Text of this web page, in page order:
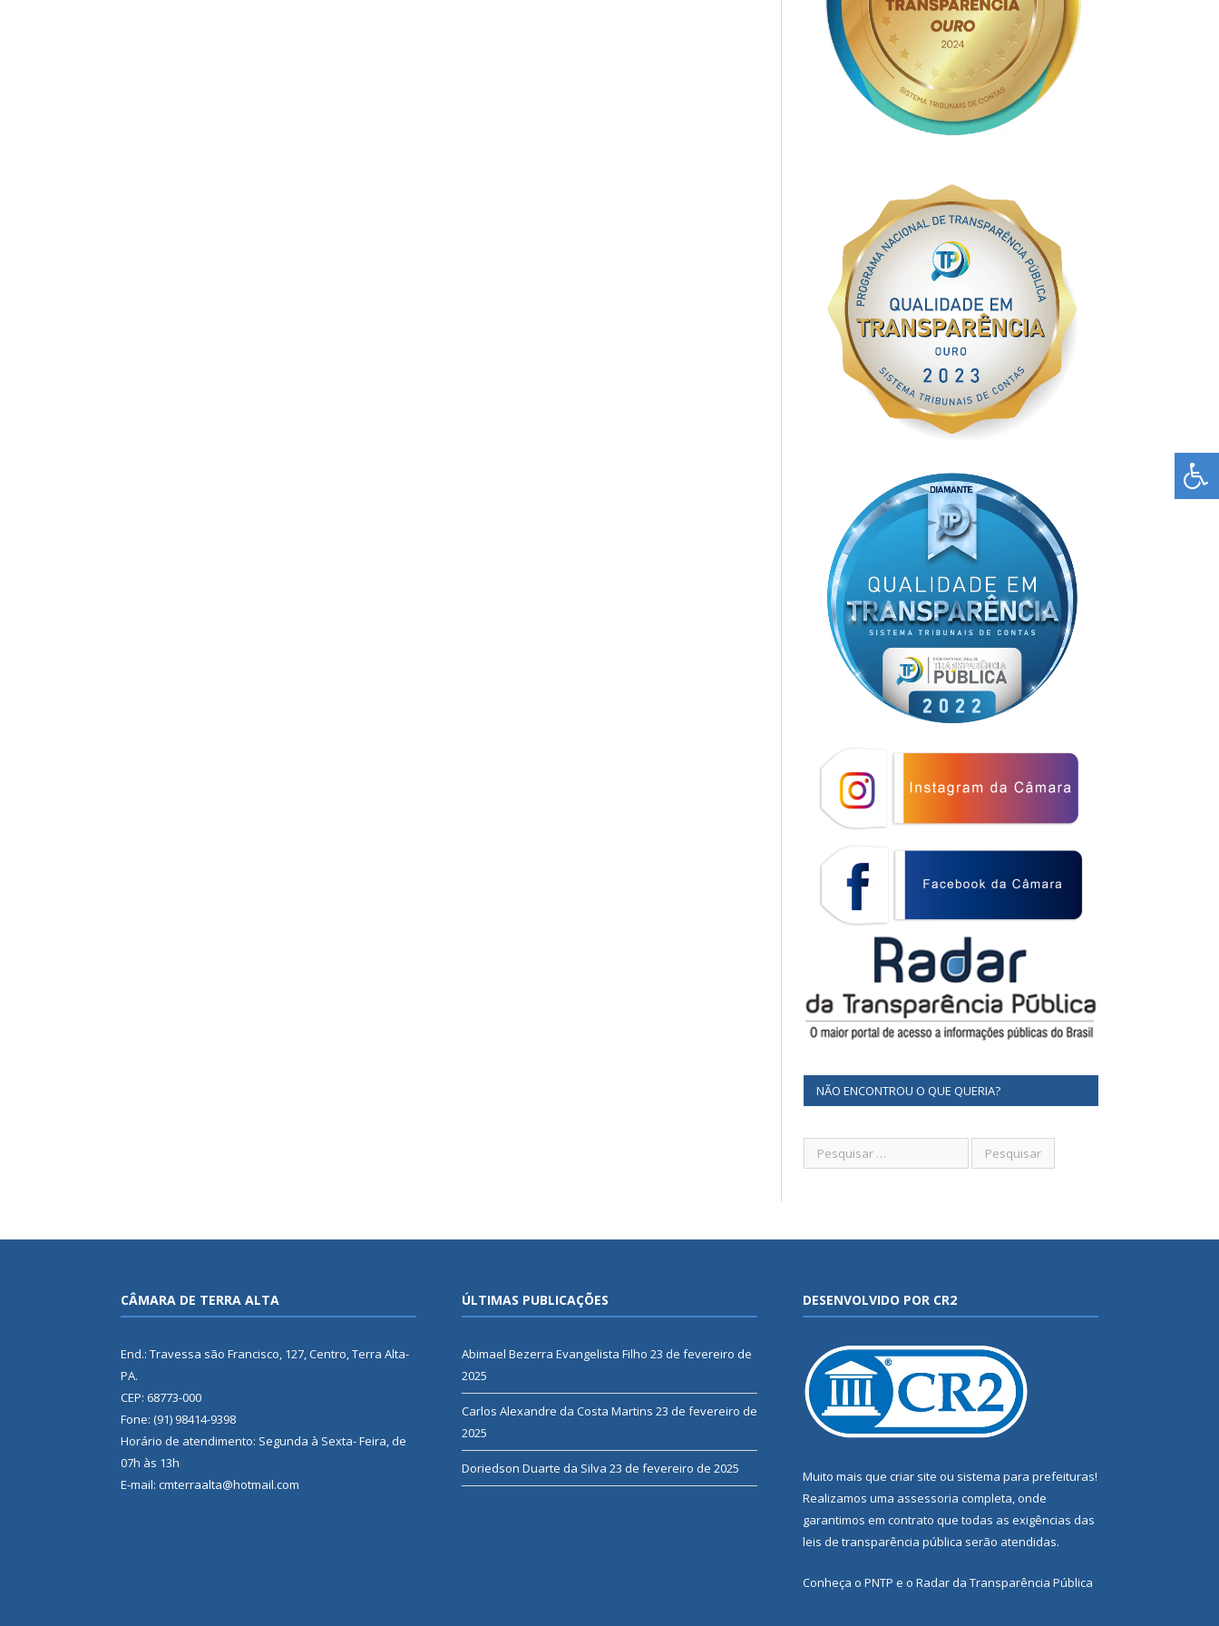
NÃO ENCONTROU O QUE QUERIA?
CÂMARA DE TERRA ALTA
End.: Travessa são Francisco, 127, Centro, Terra Alta-
PA.
CEP: 68773-000
Fone: (91) 98414-9398
Horário de atendimento: Segunda à Sexta- Feira, de
07h às 13h
E-mail: cmterraalta@hotmail.com
ÚLTIMAS PUBLICAÇÕES
Abimael Bezerra Evangelista Filho 23 de fevereiro de
2025
Carlos Alexandre da Costa Martins 23 de fevereiro de
2025
Doriedson Duarte da Silva 23 de fevereiro de 2025
DESENVOLVIDO POR CR2
Muito mais que criar site ou sistema para prefeituras!
Realizamos uma assessoria completa, onde
garantimos em contrato que todas as exigências das
leis de transparência pública serão atendidas.
Conheça o PNTP e o Radar da Transparência Pública